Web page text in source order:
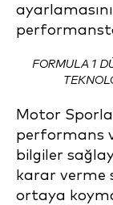
FORMULA 1
Motor
performans
bilgiler
karar verme
ortaya